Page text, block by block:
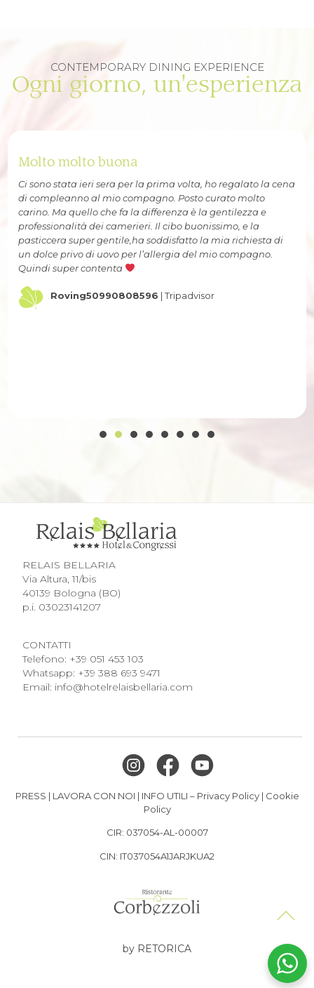
CONTEMPORARY DINING EXPERIENCE
Ogni giorno, un'esperienza
Molto molto buona
Ci sono stata ieri sera per la prima volta, ho regalato la cena
di compleanno al mio compagno. Posto curato molto
carino. Ma quello che fa la differenza è la gentilezza e
professionalità dei camerieri. Il cibo buonissimo, e la
pasticcera super gentile,ha soddisfatto la mia richiesta di
un dolce privo di uovo per l’allergia del mio compagno.
Quindi super contenta
Roving50990808596 | Tripadvisor
RELAIS BELLARIA
Via Altura, 11/bis
40139 Bologna (BO)
p.i. 03023141207
CONTATTI
Telefono: +39 051 453 103
Whatsapp: +39 388 693 9471
Email: info@hotelrelaisbellaria.com
PRESS | LAVORA CON NOI | INFO UTILI – Privacy Policy| Cookie
Policy
CIR: 037054-AL-00007
CIN: IT037054A1JARJKUA2
by RETORICA